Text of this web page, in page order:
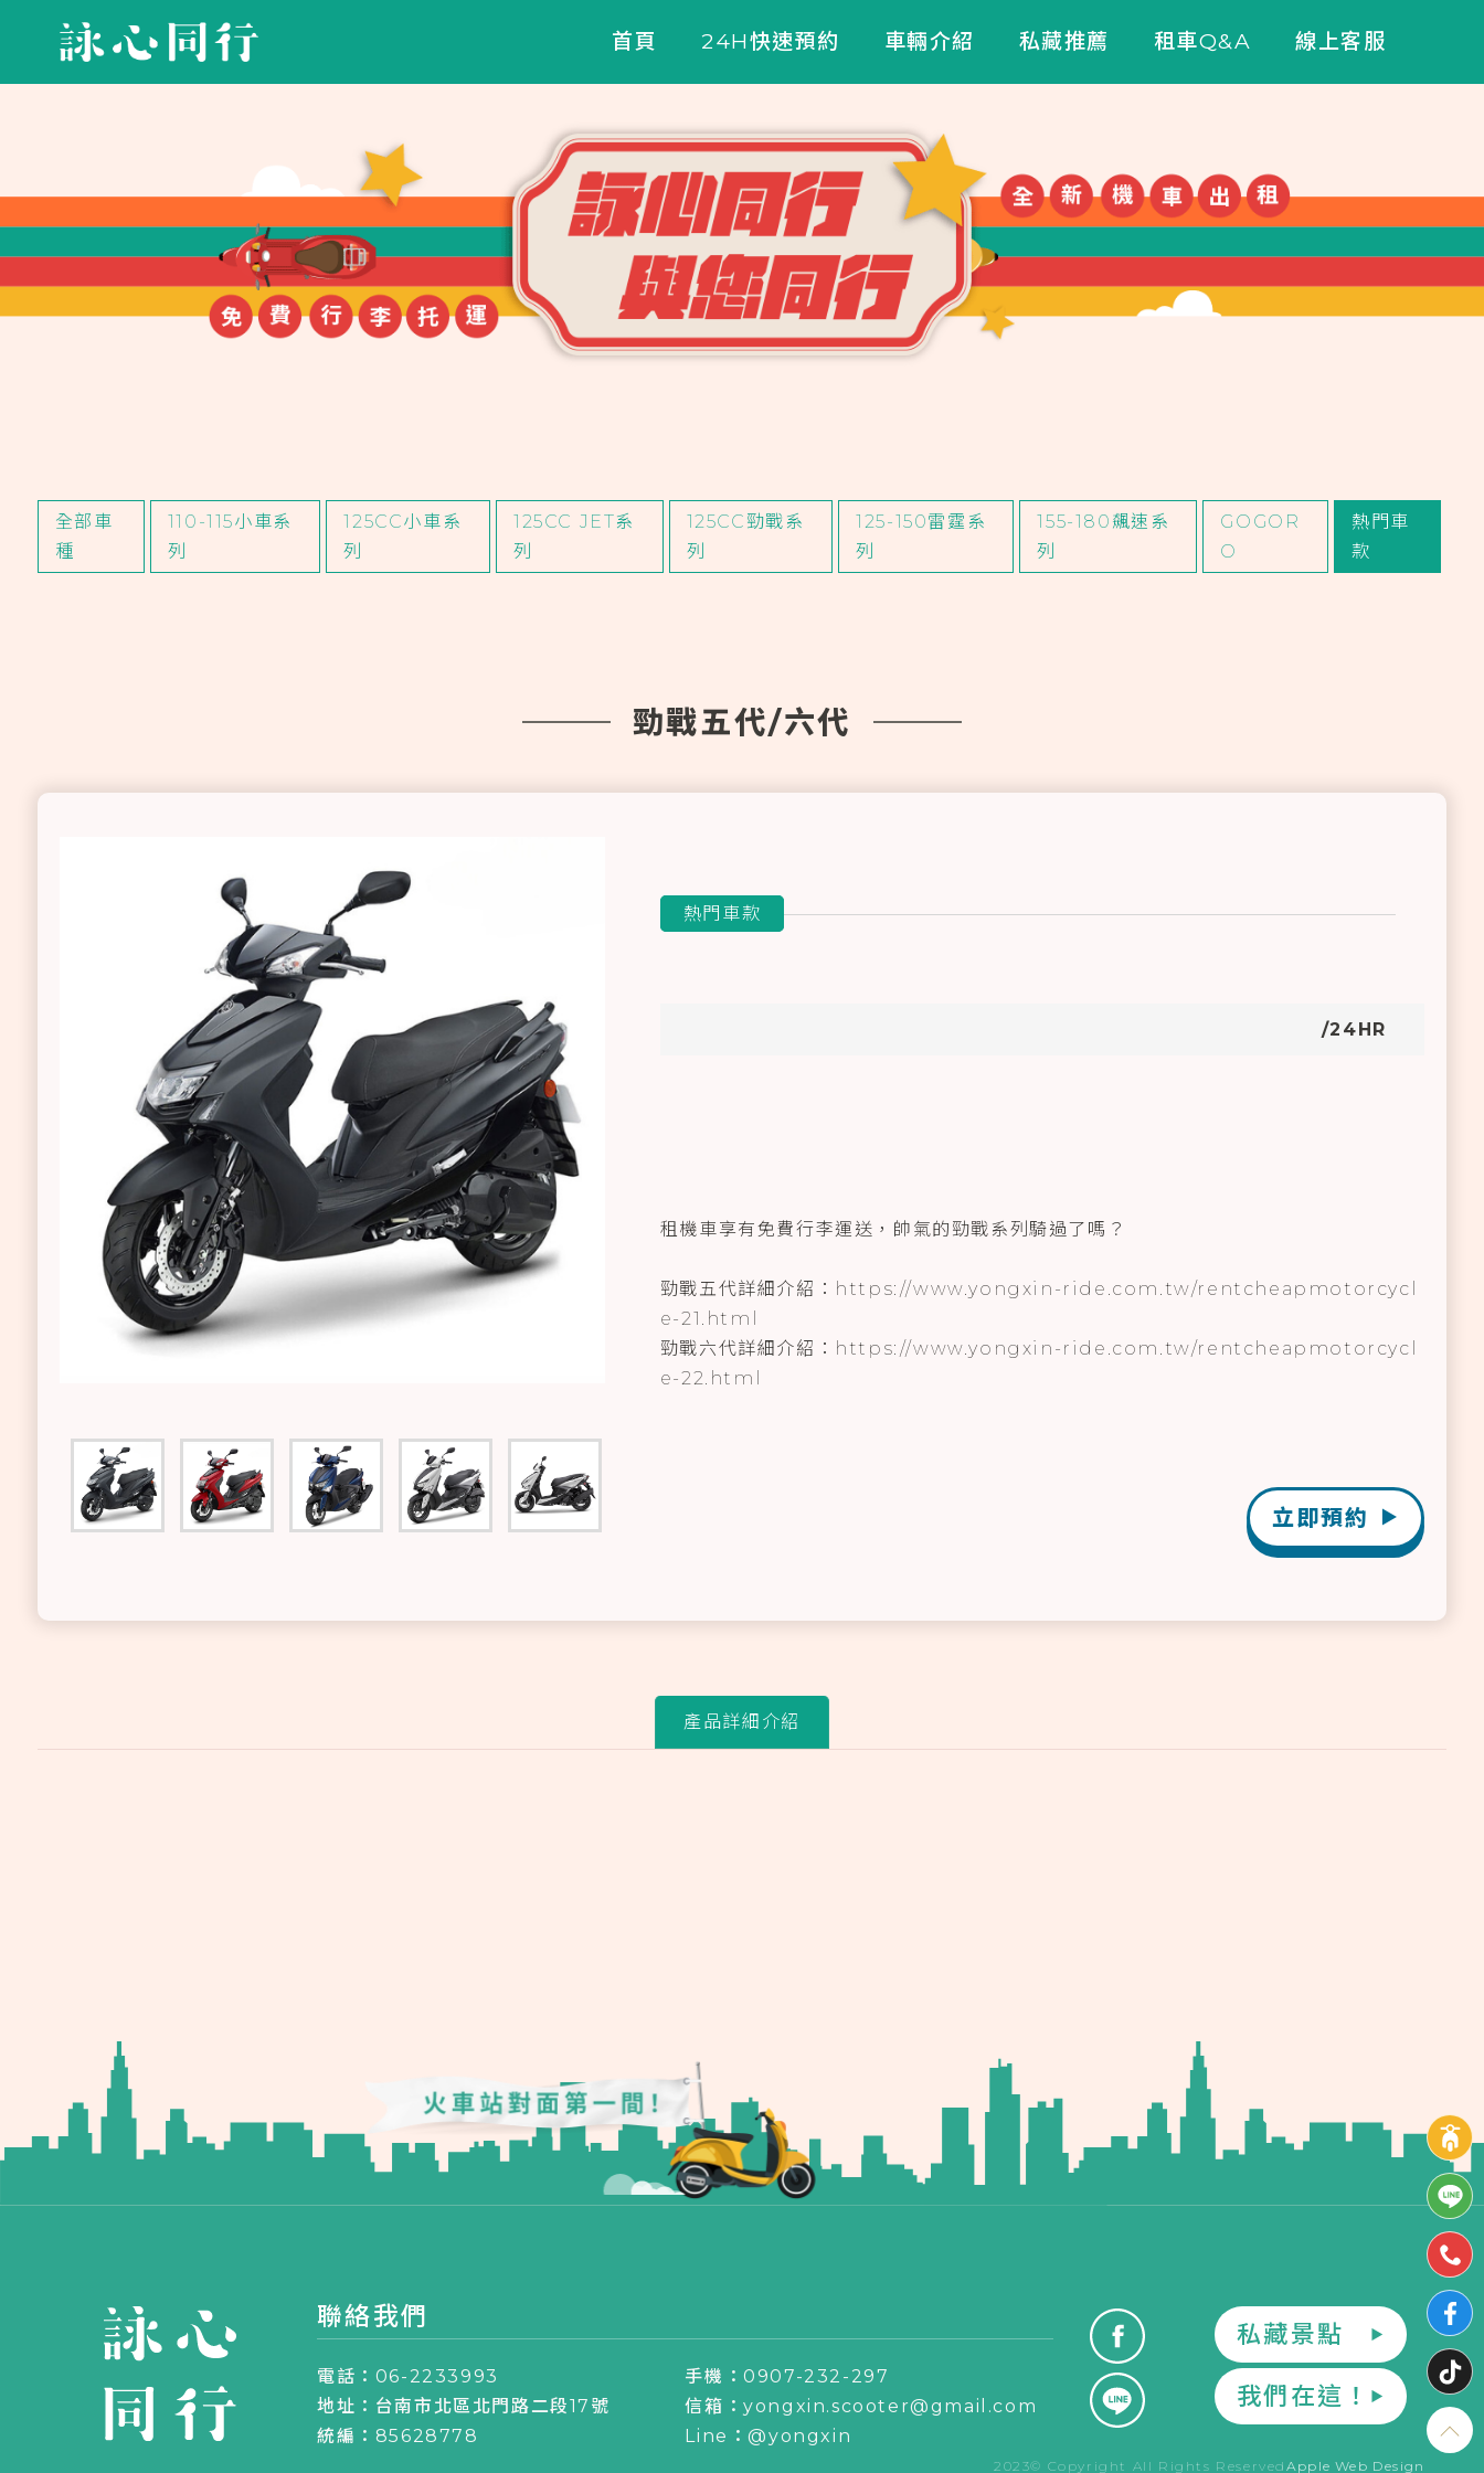
首頁
關於詠心同行
24H快速預約 車輛介紹
110-115小車系列
125CC小車系列
125CC JET系列
125CC勁戰系列
125-150雷霆系列
熱門車款
私藏推薦 租車Q&A 線上客服
全部車
種
110-115小車系
列
125CC小車系
列
125CC JET系
列
125CC勁戰系
列
125-150雷霆系
列
155-180飆速系
列
GOGOR
O
熱門車
款
勁戰五代/六代
熱門車款
/24HR
租機車享有免費行李運送，帥氣的勁戰系列騎過了嗎？
勁戰五代詳細介紹： https://www.yongxin-ride.com.tw/rentcheapmotorcycl
e-21.html
勁戰六代詳細介紹： https://www.yongxin-ride.com.tw/rentcheapmotorcycl
e-22.html
立即預約 ▶
產品詳細介紹
聯絡我們
電話：06-2233993
手機：0907-232-297
地址：台南市北區北門路二段17號
信箱：yongxin.scooter@gmail.com
統編：85628778
Line：@yongxin
私藏景點 ▶
我們在這！ ▶
2023© Copyright All Rights ReservedApple Web Design